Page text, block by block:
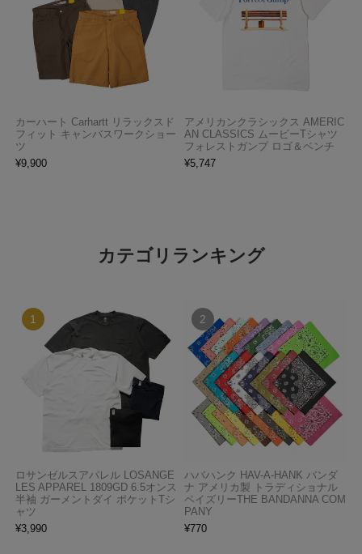
カーハート Carhartt リラックスド
フィット キャンバスワークショー
ツ
¥9,900
アメリカンクラシックス AMERIC
AN CLASSICS ムービーTシャツ
フォレストガンプ ロゴ＆ベンチ
¥5,747
カテゴリランキング
ロサンゼルスアパレル LOSANGE
LES APPAREL 1809GD 6.5オンス
半袖 ガーメントダイ ポケットTシ
ャツ
¥3,990
ハバハンク HAV-A-HANK バンダ
ナ アメリカ製 トラディショナル
ペイズリーTHE BANDANNA COM
PANY
¥770